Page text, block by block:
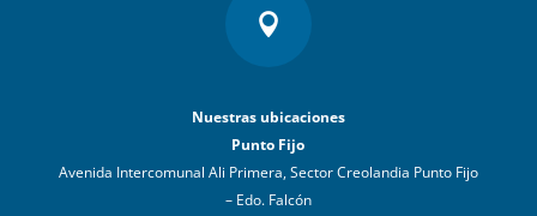

Nuestras ubicaciones
Punto Fijo
Avenida Intercomunal Ali Primera, Sector Creolandia Punto Fijo
– Edo. Falcón